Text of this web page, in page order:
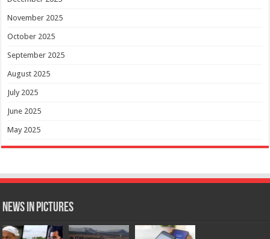
November 2025
October 2025
September 2025
August 2025
July 2025
June 2025
May 2025
News in Pictures